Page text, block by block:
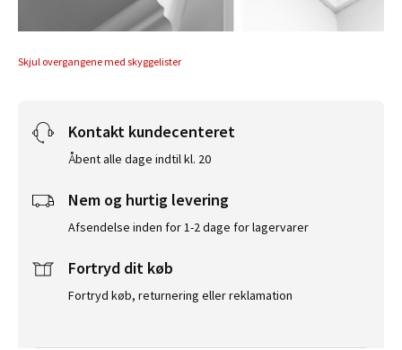
Skjul overgangene med skyggelister
Kontakt kundecenteret
Åbent alle dage indtil kl. 20
Nem og hurtig levering
Afsendelse inden for 1-2 dage for lagervarer
Fortryd dit køb
Fortryd køb, returnering eller reklamation